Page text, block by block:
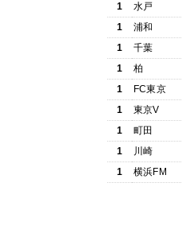
1
水戸
1
浦和
1
千葉
1
柏
1
FC東京
1
東京V
1
町田
1
川崎
1
横浜FM